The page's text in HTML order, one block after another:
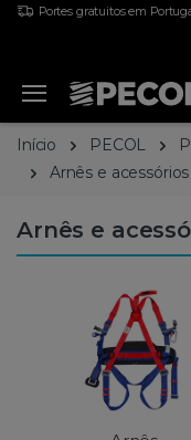
Portes gratuitos em
Início PECOL
Arnês e acessórios
Arnês e